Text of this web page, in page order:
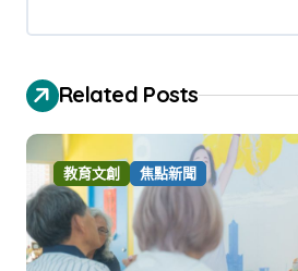
Related Posts
教育文創 焦點新聞